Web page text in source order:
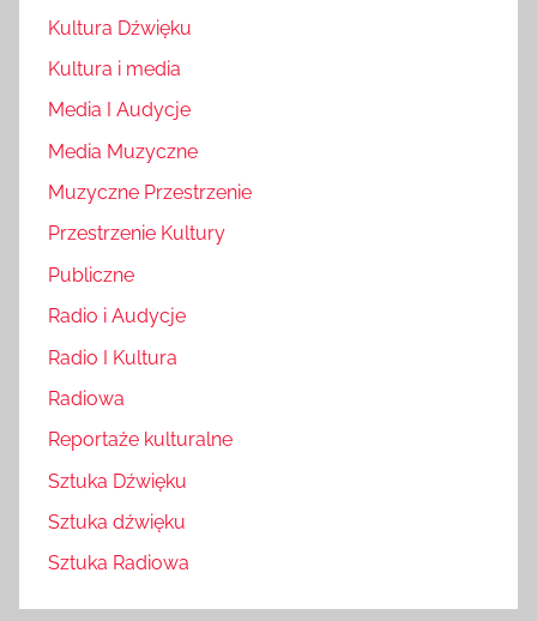
Kultura Dźwięku
Kultura i media
Media I Audycje
Media Muzyczne
Muzyczne Przestrzenie
Przestrzenie Kultury
Publiczne
Radio i Audycje
Radio I Kultura
Radiowa
Reportaże kulturalne
Sztuka Dźwięku
Sztuka dźwięku
Sztuka Radiowa